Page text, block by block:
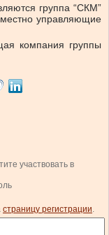
группа “СКМ”
управляющие
компания группы
участвовать в
страницу регистрации.